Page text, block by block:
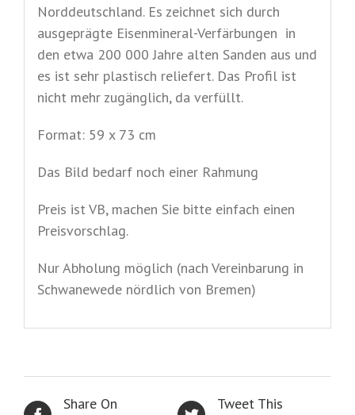
Norddeutschland. Es zeichnet sich durch
ausgeprägte Eisenmineral-Verfärbungen in
den etwa 200 000 Jahre alten Sanden aus und
es ist sehr plastisch reliefert. Das Profil ist
nicht mehr zugänglich, da verfüllt.
Format: 59 x 73 cm
Das Bild bedarf noch einer Rahmung
Preis ist VB, machen Sie bitte einfach einen
Preisvorschlag.
Nur Abholung möglich (nach Vereinbarung in
Schwanewede nördlich von Bremen)
Share On
Tweet This